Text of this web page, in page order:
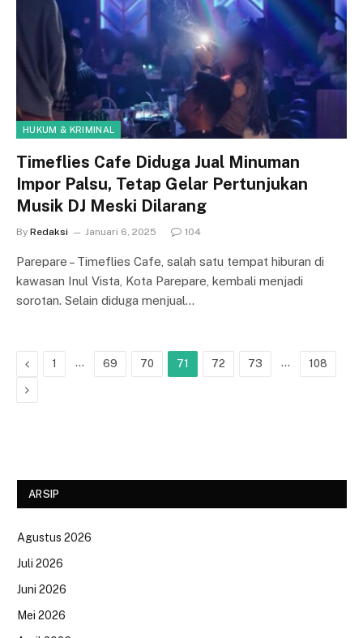
HUKUM & KRIMINAL
Timeflies Cafe Diduga Jual Minuman
Impor Palsu, Tetap Gelar Pertunjukan
Musik DJ Meski Dilarang
By Redaksi Januari 6, 2025 104
Parepare – Timeflies Cafe, salah satu tempat hiburan di
kawasan Inul Vista, Kota Parepare, kembali menjadi
sorotan. Selain diduga menjual…
Previous
1 … 69 70 71 72 73 … 108
Next
ARSIP
Agustus 2026
Juli 2026
Juni 2026
Mei 2026